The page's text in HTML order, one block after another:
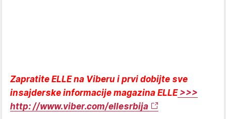
Zapratite ELLE na Viberu i prvi dobijte sve
insajderske informacije magazina ELLE>>>
http: //www.viber.com/ellesrbija